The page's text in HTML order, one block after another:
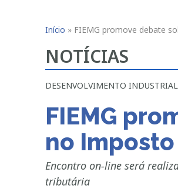
Início » FIEMG promove debate
NOTÍCIAS
DESENVOLVIMENTO INDUSTRIAL
FIEMG
no
Encontro on-line será
tributária